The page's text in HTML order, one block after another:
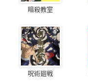
暗殺教室
呪術廻戦